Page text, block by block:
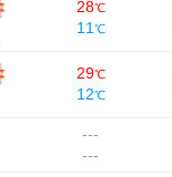
28℃
11 ℃
29℃
12℃
---
---